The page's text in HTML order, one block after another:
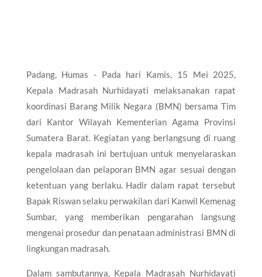
Padang, Humas - Pada hari Kamis, 15 Mei 2025,
Kepala Madrasah Nurhidayati melaksanakan rapat
koordinasi Barang Milik Negara (BMN) bersama Tim
dari Kantor Wilayah Kementerian Agama Provinsi
Sumatera Barat. Kegiatan yang berlangsung di ruang
kepala madrasah ini bertujuan untuk menyelaraskan
pengelolaan dan pelaporan BMN agar sesuai dengan
ketentuan yang berlaku. Hadir dalam rapat tersebut
Bapak Riswan selaku perwakilan dari Kanwil Kemenag
Sumbar, yang memberikan pengarahan langsung
mengenai prosedur dan penataan administrasi BMN di
lingkungan madrasah.
Dalam sambutannya, Kepala Madrasah Nurhidayati